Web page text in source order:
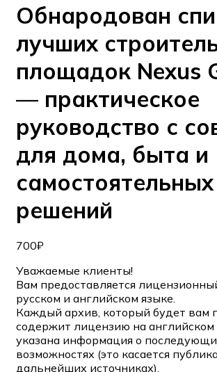
Обнародован
лучших
площадок Nexus
— практическое
руководство с
для дома, быта и
самостоятельных
решений
700₽
Уважаемые клиенты!
Вам предоставляется
русском и английском языке.
Каждый архив, который будет вам
содержит лицензию на английском
указана информация о
возможностях (это касается
дальнейших источниках).